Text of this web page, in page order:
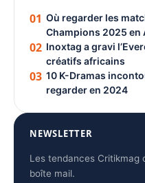
01 Où regarder les
Champions 2025 en
02 Inoxtag a gravi
créatifs africains
03 10 K-Dramas
regarder en 2024
NEWSLETTER
Les tendances Critikmag
boîte mail.